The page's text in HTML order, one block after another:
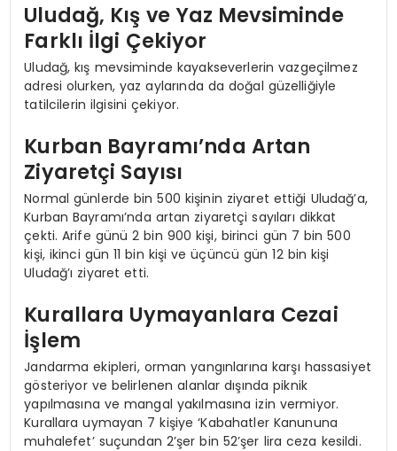
Uludağ, Kış ve Yaz Mevsiminde
Farklı İlgi Çekiyor
Uludağ, kış mevsiminde kayakseverlerin vazgeçilmez
adresi olurken, yaz aylarında da doğal güzelliğiyle
tatilcilerin ilgisini çekiyor.
Kurban Bayramı’nda Artan
Ziyaretçi Sayısı
Normal günlerde bin 500 kişinin ziyaret ettiği Uludağ’a,
Kurban Bayramı’nda artan ziyaretçi sayıları dikkat
çekti. Arife günü 2 bin 900 kişi, birinci gün 7 bin 500
kişi, ikinci gün 11 bin kişi ve üçüncü gün 12 bin kişi
Uludağ’ı ziyaret etti.
Kurallara Uymayanlara Cezai
İşlem
Jandarma ekipleri, orman yangınlarına karşı hassasiyet
gösteriyor ve belirlenen alanlar dışında piknik
yapılmasına ve mangal yakılmasına izin vermiyor.
Kurallara uymayan 7 kişiye ‘Kabahatler Kanununa
muhalefet’ suçundan 2’şer bin 52’şer lira ceza kesildi.